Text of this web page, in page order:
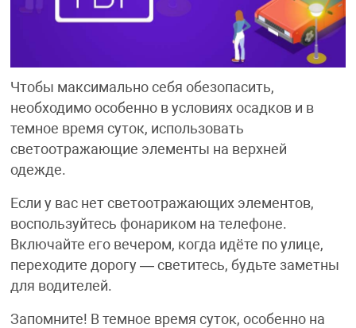
Чтобы максимально себя обезопасить,
необходимо особенно в условиях осадков и в
темное время суток, использовать
светоотражающие элементы на верхней
одежде.
Если у вас нет светоотражающих элементов,
воспользуйтесь фонариком на телефоне.
Включайте его вечером, когда идёте по улице,
переходите дорогу — светитесь, будьте заметны
для водителей.
Запомните! В темное время суток, особенно на